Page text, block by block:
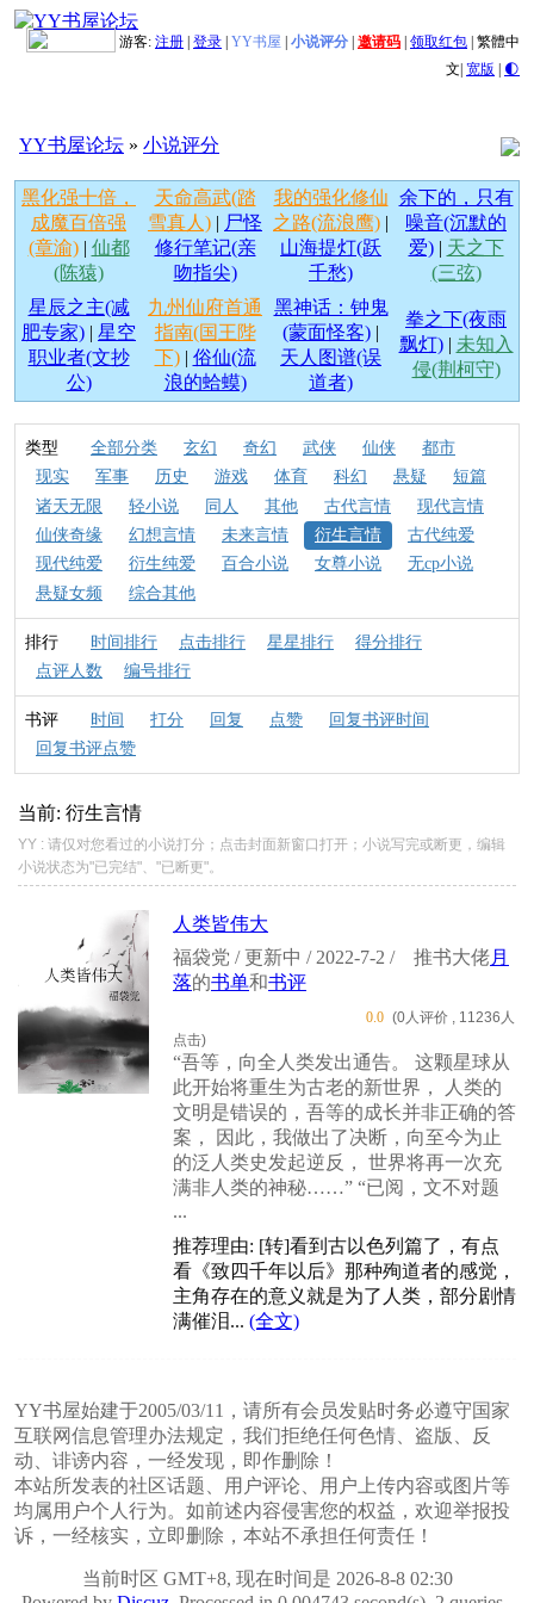
游客: 注册 登录 YY书屋 小说评分 邀请码 领取红包 繁體中
文| 宽版 | 🌓
YY书屋论坛 » 小说评分
黑化强十倍，
成魔百倍强
(章渝)| 仙都
(陈猿)
天命高武(踏
雪真人) | 尸怪
修行笔记(亲
吻指尖)
我的强化修仙
之路(流浪鹰) |
山海提灯(跃
千愁)
余下的，只有
噪音(沉默的
爱)| 天之下
(三弦)
星辰之主(减
肥专家) | 星空
职业者(文抄
公)
九州仙府首通
指南(国王陛
下)| 俗仙(流
浪的蛤蟆)
黑神话：钟鬼
(蒙面怪客) |
天人图谱(误
道者)
拳之下(夜雨
飘灯)| 未知入
侵(荆柯守)
类型 全部分类 玄幻 奇幻 武侠 仙侠
都市
现实
军事 历史 游戏 体育 科幻 悬疑
短篇
诸天无限
轻小说 同人 其他 古代言情
现代言情
仙侠奇缘
幻想言情 未来言情 衍生言情
古代纯爱
现代纯爱
衍生纯爱 百合小说 女尊小说
无cp小说
悬疑女频
综合其他
排行 时间排行 点击排行 星星排行
得分排行
点评人数
编号排行
书评 时间 打分 回复 点赞
回复书评时间
回复书评点赞
当前: 衍生言情
YY : 请仅对您看过的小说打分；点击封面新窗口打开；小说写完或断更，编辑
小说状态为"已完结"、"已断更"。
人类皆伟大
福袋党 / 更新中 / 2022-7-2 /
推书大佬月
落的书单和书评
0.0 (0人评价 , 11236人
点击)
“吾等，向全人类发出通告。 这颗星球从
此开始将重生为古老的新世界， 人类的
文明是错误的，吾等的成长并非正确的答
案， 因此，我做出了决断，向至今为止
的泛人类史发起逆反， 世界将再一次充
满非人类的神秘……” “已阅，文不对题
...
推荐理由: [转]看到古以色列篇了，有点
看《致四千年以后》那种殉道者的感觉，
主角存在的意义就是为了人类，部分剧情
满催泪... (全文)
YY书屋始建于2005/03/11，请所有会员发贴时务必遵守国家
互联网信息管理办法规定，我们拒绝任何色情、盗版、反
动、诽谤内容，一经发现，即作删除！
本站所发表的社区话题、用户评论、用户上传内容或图片等
均属用户个人行为。如前述内容侵害您的权益，欢迎举报投
诉，一经核实，立即删除，本站不承担任何责任！
当前时区 GMT+8, 现在时间是 2026-8-8 02:30